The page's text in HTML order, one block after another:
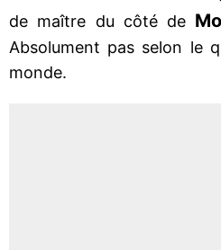
de maître du côté de
Absolument pas selon le
monde.